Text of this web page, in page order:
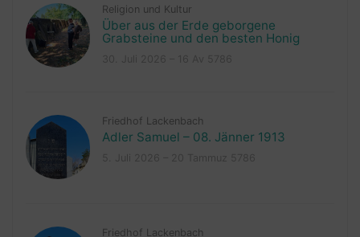
Religion und Kultur
Über aus der Erde geborgene
Grabsteine und den besten Honig
Friedhof Lackenbach
Adler Samuel – 08. Jänner 1913
Friedhof Lackenbach